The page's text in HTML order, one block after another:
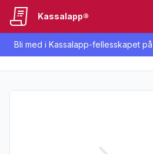
Bli med i Kassalapp-fellesskapet på
Kassalapp®